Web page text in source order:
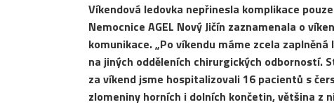
Víkendová ledovka nepřinesla komplikace
Nemocnice AGEL Nový Jičín zaznamenala o
komunikace. „Po víkendu máme zcela
na jiných odděleních chirurgických odborností.
za víkend jsme hospitalizovali 16 pacientů s
zlomeniny horních i dolních končetin, většina z